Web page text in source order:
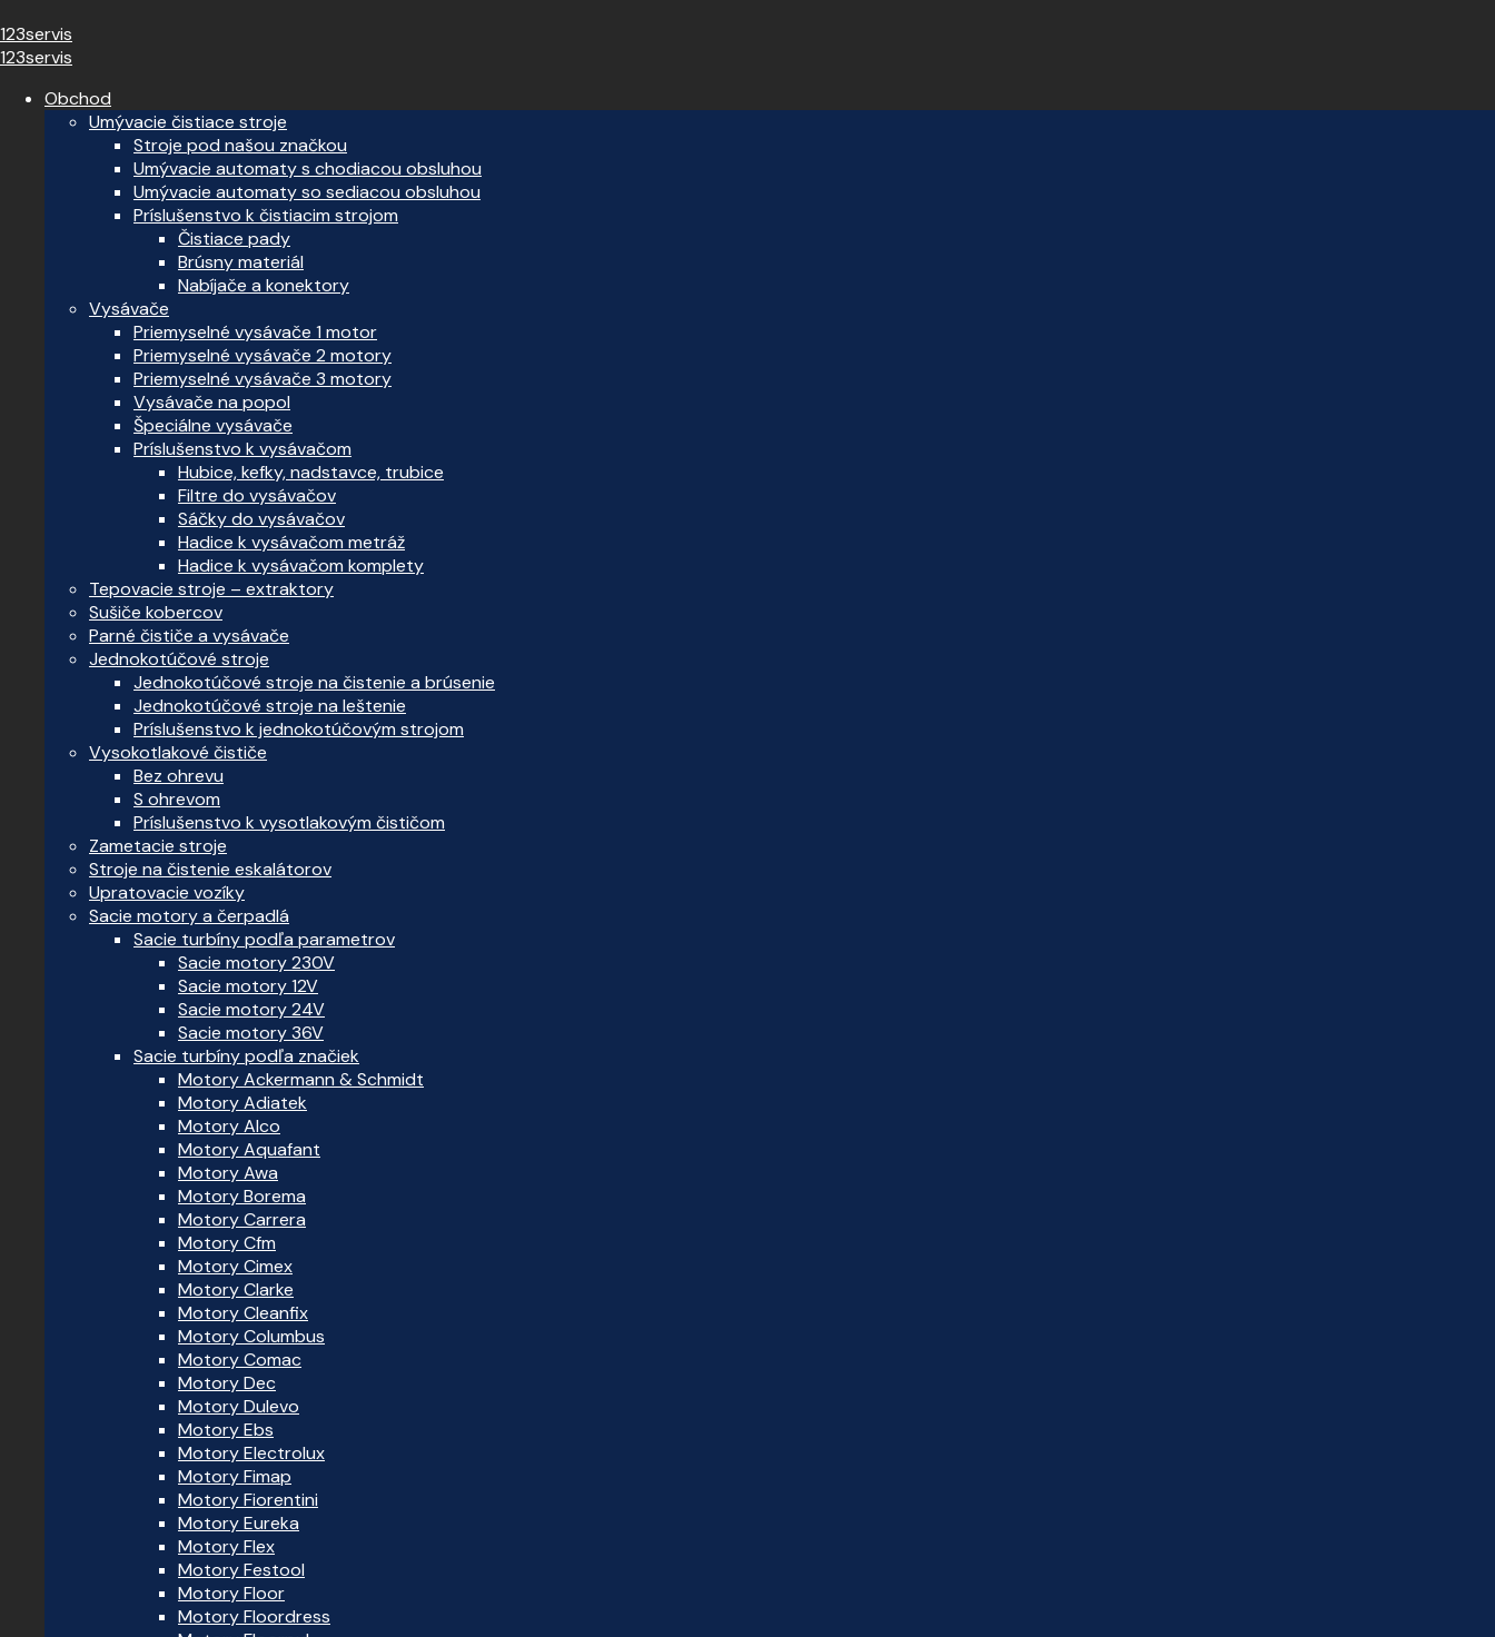
123servis
123servis
Obchod
Umývacie čistiace stroje
Stroje pod našou značkou
Umývacie automaty s chodiacou obsluhou
Umývacie automaty so sediacou obsluhou
Príslušenstvo k čistiacim strojom
Čistiace pady
Brúsny materiál
Nabíjače a konektory
Vysávače
Priemyselné vysávače 1 motor
Priemyselné vysávače 2 motory
Priemyselné vysávače 3 motory
Vysávače na popol
Špeciálne vysávače
Príslušenstvo k vysávačom
Hubice, kefky, nadstavce, trubice
Filtre do vysávačov
Sáčky do vysávačov
Hadice k vysávačom metráž
Hadice k vysávačom komplety
Tepovacie stroje – extraktory
Sušiče kobercov
Parné čističe a vysávače
Jednokotúčové stroje
Jednokotúčové stroje na čistenie a brúsenie
Jednokotúčové stroje na leštenie
Príslušenstvo k jednokotúčovým strojom
Vysokotlakové čističe
Bez ohrevu
S ohrevom
Príslušenstvo k vysotlakovým čističom
Zametacie stroje
Stroje na čistenie eskalátorov
Upratovacie vozíky
Sacie motory a čerpadlá
Sacie turbíny podľa parametrov
Sacie motory 230V
Sacie motory 12V
Sacie motory 24V
Sacie motory 36V
Sacie turbíny podľa značiek
Motory Ackermann & Schmidt
Motory Adiatek
Motory Alco
Motory Aquafant
Motory Awa
Motory Borema
Motory Carrera
Motory Cfm
Motory Cimex
Motory Clarke
Motory Cleanfix
Motory Columbus
Motory Comac
Motory Dec
Motory Dulevo
Motory Ebs
Motory Electrolux
Motory Fimap
Motory Fiorentini
Motory Eureka
Motory Flex
Motory Festool
Motory Floor
Motory Floordress